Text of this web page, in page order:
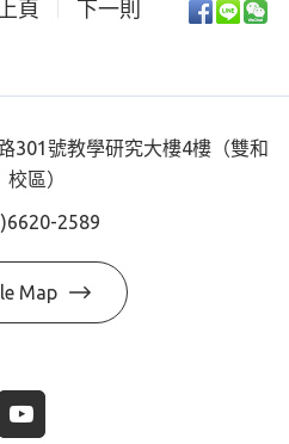
頁 下一則
301號教學研究大樓4樓（雙和
校區）
2589
Map